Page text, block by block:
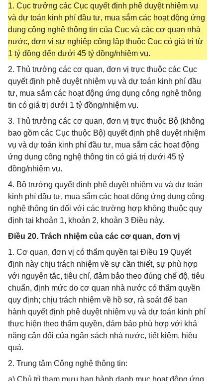
1. Cục trưởng các Cục quyết định phê duyệt nhiệm vụ
và dự toán kinh phí đầu tư, mua sắm các hoạt động ứng
dụng công nghệ thông tin của Cục và các cơ quan nhà
nước, đơn vị sự nghiệp công lập thuộc Cục có giá trị từ
1 tỷ đồng đến dưới 45 tỷ đồng/nhiệm vụ.
2. Thủ trưởng các cơ quan, đơn vị trực thuộc các Cục
quyết định phê duyệt nhiệm vụ và dự toán kinh phí đầu
tư, mua sắm các hoạt động ứng dụng công nghệ thông
tin có giá trị dưới 1 tỷ đồng/nhiệm vụ.
3. Thủ trưởng các cơ quan, đơn vị trực thuộc Bộ (không
bao gồm các Cục thuộc Bộ) quyết định phê duyệt nhiệm
vụ và dự toán kinh phí đầu tư, mua sắm các hoạt động
ứng dụng công nghệ thông tin có giá trị dưới 45 tỷ
đồng/nhiệm vụ.
4. Bộ trưởng quyết định phê duyệt nhiệm vụ và dự toán
kinh phí đầu tư, mua sắm các hoạt động ứng dụng công
nghệ thông tin đối với các trường hợp không thuộc quy
định tại khoản 1, khoản 2, khoản 3 Điều này.
Điều 20. Trách nhiệm của các cơ quan, đơn vị
1. Cơ quan, đơn vị có thẩm quyền tại Điều 19 Quyết
định này chịu trách nhiệm về sự cần thiết, sự phù hợp
với nguyên tắc, tiêu chí, đảm bảo theo đúng chế độ, tiêu
chuẩn, định mức do cơ quan nhà nước có thẩm quyền
quy định; chịu trách nhiệm về hồ sơ, rà soát để ban
hành quyết định phê duyệt nhiệm vụ và dự toán kinh phí
thực hiện theo thẩm quyền, đảm bảo phù hợp với khả
năng cân đối của ngân sách nhà nước, tiết kiệm, hiệu
quả.
2. Trung tâm Công nghệ thông tin:
a) Chủ trì tham mưu ban hành danh mục hoạt động ứng